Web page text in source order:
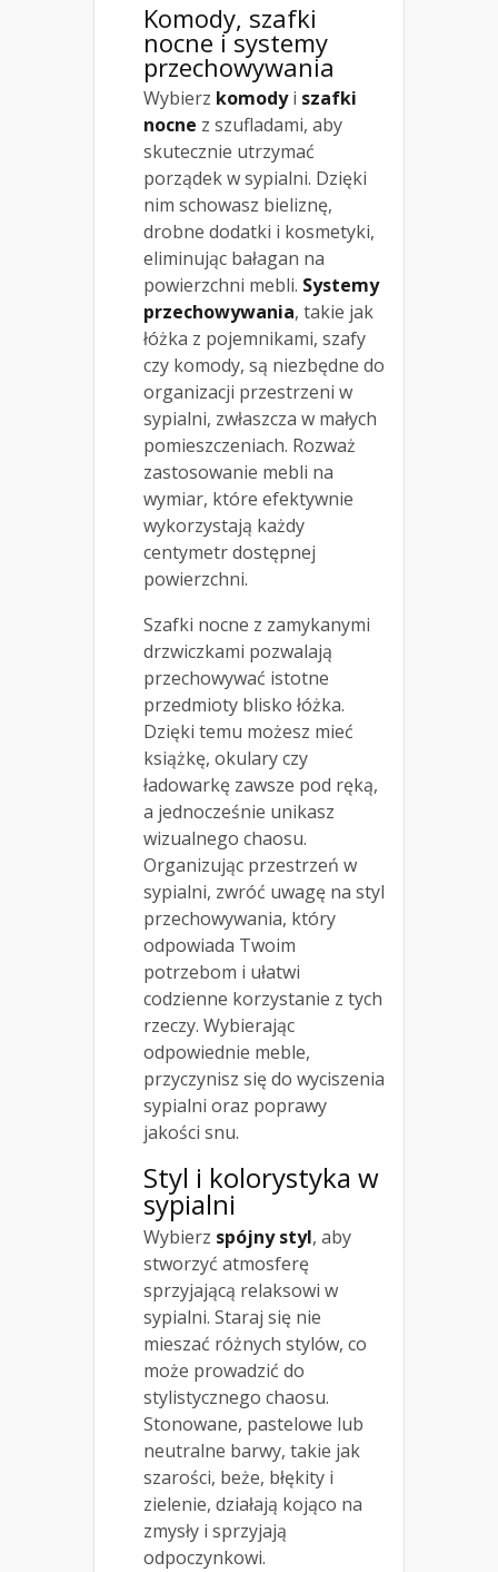
Komody, szafki
nocne i systemy
przechowywania
Wybierz komodyi szafki
nocne z szufladami, aby
skutecznie utrzymać
porządek w sypialni. Dzięki
nim schowasz bieliznę,
drobne dodatki i kosmetyki,
eliminując bałagan na
powierzchni mebli. Systemy
przechowywania, takie jak
łóżka z pojemnikami, szafy
czy komody, są niezbędne do
organizacji przestrzeni w
sypialni, zwłaszcza w małych
pomieszczeniach. Rozważ
zastosowanie mebli na
wymiar, które efektywnie
wykorzystają każdy
centymetr dostępnej
powierzchni.
Szafki nocne z zamykanymi
drzwiczkami pozwalają
przechowywać istotne
przedmioty blisko łóżka.
Dzięki temu możesz mieć
książkę, okulary czy
ładowarkę zawsze pod ręką,
a jednocześnie unikasz
wizualnego chaosu.
Organizując przestrzeń w
sypialni, zwróć uwagę na styl
przechowywania, który
odpowiada Twoim
potrzebom i ułatwi
codzienne korzystanie z tych
rzeczy. Wybierając
odpowiednie meble,
przyczynisz się do wyciszenia
sypialni oraz poprawy
jakości snu.
Styl i kolorystyka w
sypialni
Wybierz spójny styl, aby
stworzyć atmosferę
sprzyjającą relaksowi w
sypialni. Staraj się nie
mieszać różnych stylów, co
może prowadzić do
stylistycznego chaosu.
Stonowane, pastelowe lub
neutralne barwy, takie jak
szarości, beże, błękity i
zielenie, działają kojąco na
zmysły i sprzyjają
odpoczynkowi.